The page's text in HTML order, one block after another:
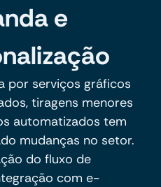
e
por serviços gráficos
tiragens menores
automatizados tem
mudanças no setor.
do fluxo de
com e-